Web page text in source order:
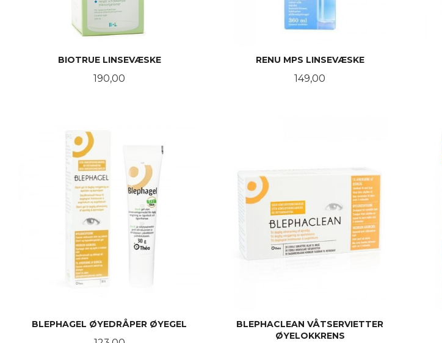
BIOTRUE LINSEVÆSKE
Pris
190,00
RENU MPS LINSEVÆSKE
Pris
149,00
BLEPHAGEL ØYEDRÅPER ØYEGEL
BLEPHACLEAN VÅTSERVIETTER
ØYELOKKRENS